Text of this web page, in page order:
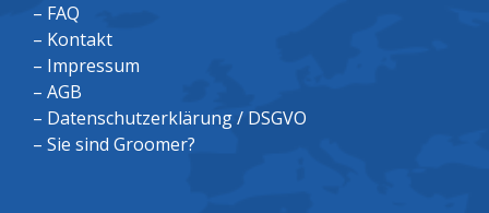
– FAQ
– Kontakt
– Impressum
– AGB
– Datenschutzerklärung / DSGVO
– Sie sind Groomer?